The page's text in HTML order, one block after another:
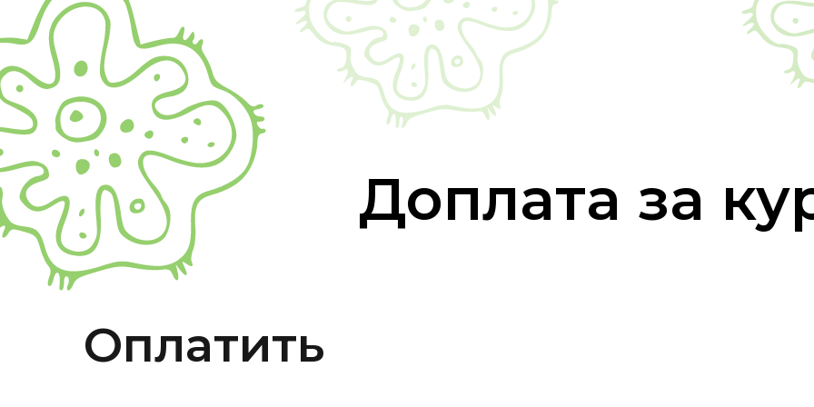
Доплата за
Оплатить